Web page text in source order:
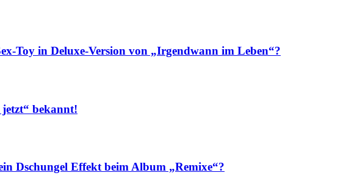
Toy in Deluxe-Version von „Irgendwann im Leben“?
bekannt!
Dschungel Effekt beim Album „Remixe“?